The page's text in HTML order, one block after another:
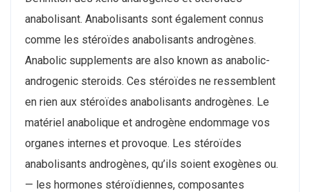
anabolisant. Anabolisants sont également connus
comme les stéroïdes anabolisants androgènes.
Anabolic supplements are also known as anabolic-
androgenic steroids. Ces stéroïdes ne ressemblent
en rien aux stéroïdes anabolisants androgènes. Le
matériel anabolique et androgène endommage vos
organes internes et provoque. Les stéroïdes
anabolisants androgènes, qu’ils soient exogènes ou.
— les hormones stéroïdiennes, composantes